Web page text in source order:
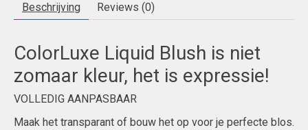
Beschrijving Reviews (0)
ColorLuxe Liquid Blush is niet
zomaar kleur, het is expressie!
VOLLEDIG AANPASBAAR
Maak het transparant of bouw het op voor je perfecte blos.